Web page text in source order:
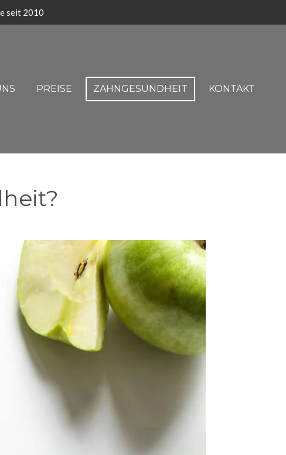
seit 2010
PREISE ZAHNGESUNDHEIT KONTAKT